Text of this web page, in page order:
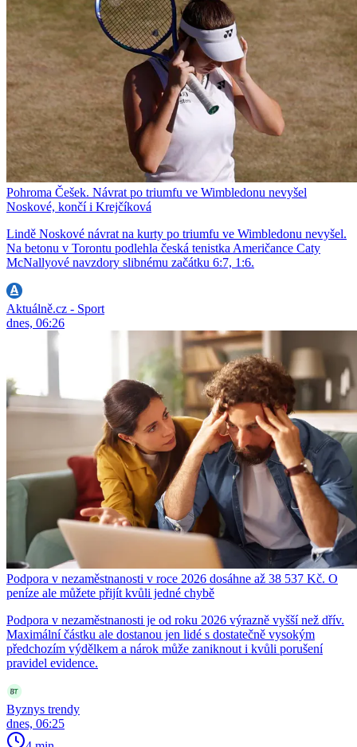
Pohroma Češek. Návrat po triumfu ve Wimbledonu nevyšel
Noskové, končí i Krejčíková
Lindě Noskové návrat na kurty po triumfu ve Wimbledonu nevyšel.
Na betonu v Torontu podlehla česká tenistka Američance Caty
McNallyové navzdory slibnému začátku 6:7, 1:6.
Aktuálně.cz - Sport
dnes, 06:26
Podpora v nezaměstnanosti v roce 2026 dosáhne až 38 537 Kč. O
peníze ale můžete přijít kvůli jedné chybě
Podpora v nezaměstnanosti je od roku 2026 výrazně vyšší než dřív.
Maximální částku ale dostanou jen lidé s dostatečně vysokým
předchozím výdělkem a nárok může zaniknout i kvůli porušení
pravidel evidence.
Byznys trendy
dnes, 06:25